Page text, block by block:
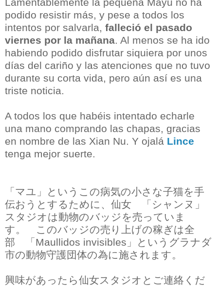
podido resistir más, y pese a todos los
intentos por salvarla, falleció el pasado
viernes por la mañana . Al menos se ha ido
habiendo podido disfrutar siquiera por unos
días del cariño y las atenciones que no tuvo
durante su corta vida, pero aún así es una
triste noticia.
A todos los que habéis intentado echarle
una mano comprando las chapas, gracias
en nombre de las Xian Nu. Y ojalá Lince
tenga mejor suerte.
「マユ」というこの病気の小さな子猫を手
伝おうとするために、仙女 「シャンヌ」
スタジオは動物のバッジを売っていま
す。 このバッジの売り上げの稼ぎは全
部 「Maullidos invisibles」というグラナダ
市の動物守護団体の為に施されます。
興味があったら仙女スタジオとご連絡くだ